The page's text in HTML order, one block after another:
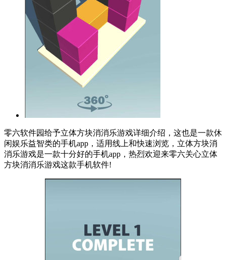
零六软件园给予立体方块消消乐游戏详细介绍，这也是一款休
闲娱乐益智类的手机app，适用线上和快速浏览，立体方块消
消乐游戏是一款十分好的手机app，热烈欢迎来零六关心立体
方块消消乐游戏这款手机软件!